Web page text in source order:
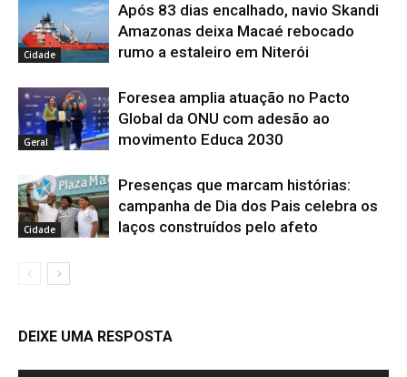
Cidade
Após 83 dias encalhado, navio Skandi
Amazonas deixa Macaé rebocado
rumo a estaleiro em Niterói
Geral
Foresea amplia atuação no Pacto
Global da ONU com adesão ao
movimento Educa 2030
Cidade
Presenças que marcam histórias:
campanha de Dia dos Pais celebra os
laços construídos pelo afeto
DEIXE UMA RESPOSTA